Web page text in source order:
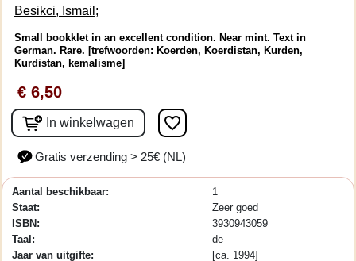
Besikci, Ismail;
Small bookklet in an excellent condition. Near mint. Text in
German. Rare. [trefwoorden: Koerden, Koerdistan, Kurden,
Kurdistan, kemalisme]
€ 6,50
In winkelwagen favorite_border
Gratis verzending > 25€ (NL)
Aantal beschikbaar:
1
Staat:
Zeer goed
ISBN:
3930943059
Taal:
de
Jaar van uitgifte:
[ca. 1994]